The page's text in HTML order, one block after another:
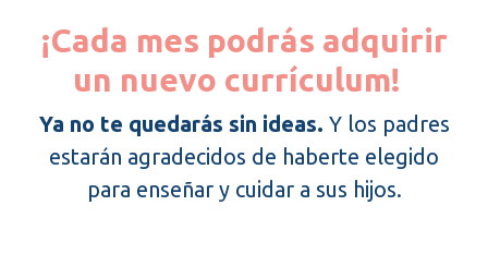
¡Cada mes podrás adquirir
un nuevo currículum!
Ya no te quedarás sin ideas. Y los padres
estarán agradecidos de haberte elegido
para enseñar y cuidar a sus hijos.